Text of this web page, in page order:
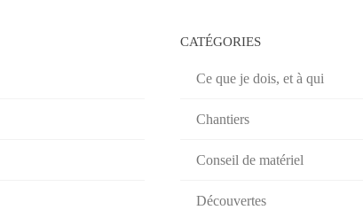
CATÉGORIES
Ce que je dois, et à qui
Chantiers
Conseil de matériel
Découvertes